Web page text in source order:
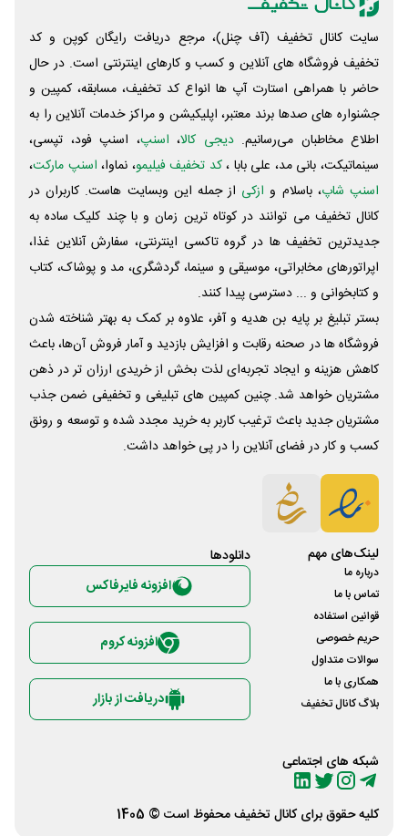
سایت کانال تخفیف (آف چنل)، مرجع دریافت رایگان کوپن و کد
تخفیف فروشگاه های آنلاین و کسب و‌ کارهای اینترنتی است. در حال
حاضر با همراهی استارت آپ ها انواع کد تخفیف، مسابقه، کمپین و
جشنواره های صدها برند معتبر، اپلیکیشن و مراکز خدمات آنلاین را به
اطلاع مخاطبان می‌رسانیم. دیجی کالا، اسنپ، اسنپ فود، تپسی،
سینماتیکت، بانی مد، علی‌ بابا ،کد تخفیف فیلیمو، نماوا، اسنپ مارکت،
اسنپ شاپ، باسلام و ازکی از جمله این وبسایت ‌هاست. کاربران در
کانال تخفیف می توانند در کوتاه ترین زمان و با چند کلیک ساده به
جدیدترین تخفیف ها در گروه تاکسی اینترنتی، سفارش آنلاین غذا،
اپراتورهای مخابراتی، موسیقی و سینما، گردشگری، مد و پوشاک، کتاب
و کتابخوانی و ... دسترسی پیدا کنند.
بستر تبلیغ بر پایه بن هدیه و آفر، علاوه بر کمک به بهتر شناخته شدن
فروشگاه ها در صحنه رقابت و افزایش بازدید و آمار فروش آن‌ها، باعث
کاهش هزینه و ایجاد تجربه‌ای لذت بخش از خریدی ارزان تر در ذهن
مشتریان خواهد شد. چنین کمپین های تبلیغی و تخفیفی ضمن جذب
مشتریان جدید باعث ترغیب کاربر به خرید مجدد شده و توسعه و رونق
کسب و کار در فضای آنلاین را در پی خواهد داشت.
لینک‌های مهم
درباره ما
تماس با ما
قوانین استفاده
حریم خصوصی
سوالات متداول
همکاری با ما
بلاگ کانال تخفیف
شبکه های اجتماعی
دانلود‌ها
افزونه فایرفاکس
افزونه کروم
دریافت از بازار
کلیه حقوق برای کانال تخفیفمحفوظ است © 1405